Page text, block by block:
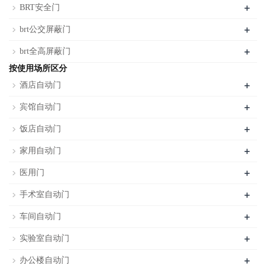
BRT安全门 +
brt公交屏蔽门 +
brt全高屏蔽门 +
按使用场所区分
酒店自动门
+
宾馆自动门 +
饭店自动门 +
家用自动门 +
医用门 +
手术室自动门 +
车间自动门 +
实验室自动门 +
办公楼自动门 +